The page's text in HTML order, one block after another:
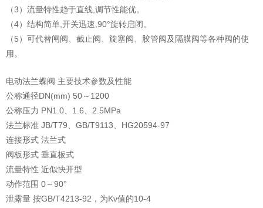
（3）流量特性趋于直线,调节性能优。
（4）结构简单,开关迅速,90°旋转启闭。
（5）可代替闸阀、截止阀、旋塞阀、胶管阀及隔膜阀等各种阀的使
用。
电动法兰蝶阀 主要技术参数及性能
公称通径DN(mm) 50～1200
公称压力 PN1.0、1.6、2.5MPa
法兰标准 JB/T79、GB/T9113、HG20594-97
连接形式 法兰式
阀板形式 垂直板式
流量特性 近似快开型
动作范围 0～90°
泄露量 按GB/T4213-92，为Kv值的10-4